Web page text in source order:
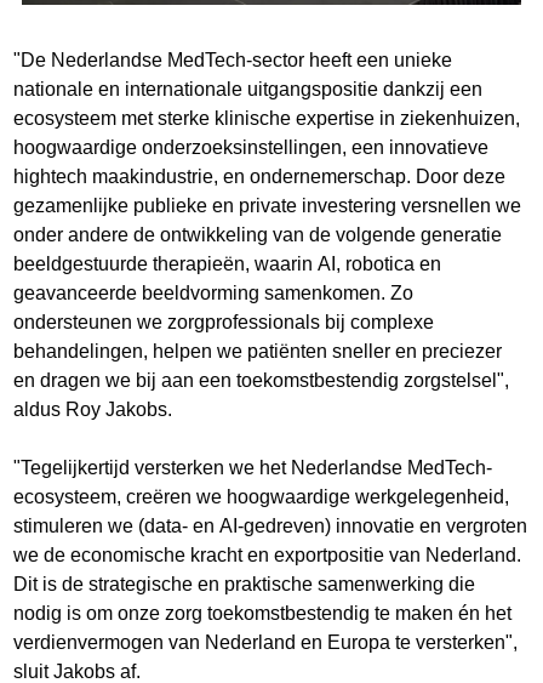
"De Nederlandse MedTech-sector heeft een unieke
nationale en internationale uitgangspositie dankzij een
ecosysteem met sterke klinische expertise in ziekenhuizen,
hoogwaardige onderzoeksinstellingen, een innovatieve
hightech maakindustrie, en ondernemerschap. Door deze
gezamenlijke publieke en private investering versnellen we
onder andere de ontwikkeling van de volgende generatie
beeldgestuurde therapieën, waarin AI, robotica en
geavanceerde beeldvorming samenkomen. Zo
ondersteunen we zorgprofessionals bij complexe
behandelingen, helpen we patiënten sneller en preciezer
en dragen we bij aan een toekomstbestendig zorgstelsel",
aldus Roy Jakobs.
"Tegelijkertijd versterken we het Nederlandse MedTech-
ecosysteem, creëren we hoogwaardige werkgelegenheid,
stimuleren we (data- en AI-gedreven) innovatie en vergroten
we de economische kracht en exportpositie van Nederland.
Dit is de strategische en praktische samenwerking die
nodig is om onze zorg toekomstbestendig te maken én het
verdienvermogen van Nederland en Europa te versterken",
sluit Jakobs af.